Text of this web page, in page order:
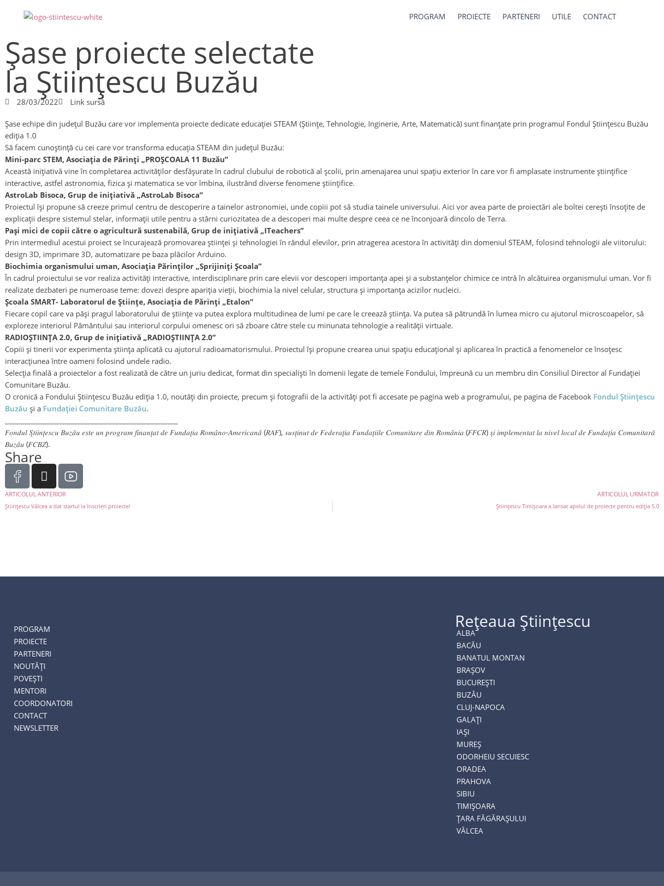
PROGRAM PROIECTE PARTENERI UTILE CONTACT
Şase proiecte selectate
la Ştiinţescu Buzău
28/03/2022 Link sursă
Şase echipe din județul Buzău care vor implementa proiecte dedicate educației STEAM (Științe, Tehnologie, Inginerie, Arte, Matematică) sunt finanțate prin programul Fondul Științescu Buzău
ediția 1.0
Să facem cunoștință cu cei care vor transforma educația STEAM din județul Buzău:
Mini-parc STEM, Asociația de Părinți „PROȘCOALA 11 Buzău”
Această inițiativă vine în completarea activităților desfășurate în cadrul clubului de robotică al școlii, prin amenajarea unui spațiu exterior în care vor fi amplasate instrumente științifice
interactive, astfel astronomia, fizica și matematica se vor îmbina, ilustrând diverse fenomene științifice.
AstroLab Bisoca, Grup de inițiativă „AstroLab Bisoca”
Proiectul își propune să creeze primul centru de descoperire a tainelor astronomiei, unde copiii pot să studia tainele universului. Aici vor avea parte de proiectări ale boltei cerești însoțite de
explicații despre sistemul stelar, informații utile pentru a stârni curiozitatea de a descoperi mai multe despre ceea ce ne înconjoară dincolo de Terra.
Pași mici de copii către o agricultură sustenabilă, Grup de inițiativă „ITeachers”
Prin intermediul acestui proiect se încurajează promovarea științei și tehnologiei în rândul elevilor, prin atragerea acestora în activități din domeniul STEAM, folosind tehnologii ale viitorului:
design 3D, imprimare 3D, automatizare pe baza plăcilor Arduino.
Biochimia organismului uman, Asociația Părinților „Sprijiniți Școala”
În cadrul proiectului se vor realiza activități interactive, interdisciplinare prin care elevii vor descoperi importanța apei și a substanțelor chimice ce intră în alcătuirea organismului uman. Vor fi
realizate dezbateri pe numeroase teme: dovezi despre apariția vieții, biochimia la nivel celular, structura și importanța acizilor nucleici.
Școala SMART- Laboratorul de Științe, Asociația de Părinți „Etalon”
Fiecare copil care va păși pragul laboratorului de științe va putea explora multitudinea de lumi pe care le creează știința. Va putea să pătrundă în lumea micro cu ajutorul microscoapelor, să
exploreze interiorul Pământului sau interiorul corpului omenesc ori să zboare către stele cu minunata tehnologie a realității virtuale.
RADIOȘTIINȚA 2.0, Grup de inițiativă „RADIOȘTIINȚA 2.0”
Copiii și tinerii vor experimenta știința aplicată cu ajutorul radioamatorismului. Proiectul își propune crearea unui spațiu educațional și aplicarea în practică a fenomenelor ce însoțesc
interacțiunea între oameni folosind undele radio.
Selecția finală a proiectelor a fost realizată de către un juriu dedicat, format din specialiști în domenii legate de temele Fondului, împreună cu un membru din Consiliul Director al Fundației
Comunitare Buzău.
O cronică a Fondului Științescu Buzău ediția 1.0, noutăți din proiecte, precum și fotografii de la activități pot fi accesate pe pagina web a programului, pe pagina de Facebook Fondul Științescu
Buzău și a Fundației Comunitare Buzău.
𝐹𝑜𝑛𝑑𝑢𝑙 𝑆̦𝑡𝑖𝑖𝑛𝑡̦𝑒𝑠𝑐𝑢 𝐵𝑢𝑧𝑎̆𝑢 𝑒𝑠𝑡𝑒 𝑢𝑛 𝑝𝑟𝑜𝑔𝑟𝑎𝑚 𝑓𝑖𝑛𝑎𝑛𝑡̦𝑎𝑡 𝑑𝑒 𝐹𝑢𝑛𝑑𝑎𝑡̦𝑖𝑎 𝑅𝑜𝑚𝑎̂𝑛𝑜-𝐴𝑚𝑒𝑟𝑖𝑐𝑎𝑛𝑎̆ (𝑅𝐴𝐹), 𝑠𝑢𝑠𝑡̦𝑖𝑛𝑢𝑡 𝑑𝑒 𝐹𝑒𝑑𝑒𝑟𝑎𝑡̦𝑖𝑎 𝐹𝑢𝑛𝑑𝑎𝑡̦𝑖𝑖𝑙𝑒 𝐶𝑜𝑚𝑢𝑛𝑖𝑡𝑎𝑟𝑒 𝑑𝑖𝑛 𝑅𝑜𝑚𝑎̂𝑛𝑖𝑎 (𝐹𝐹𝐶𝑅) 𝑠̦𝑖 𝑖𝑚𝑝𝑙𝑒𝑚𝑒𝑛𝑡𝑎𝑡 𝑙𝑎 𝑛𝑖𝑣𝑒𝑙 𝑙𝑜𝑐𝑎𝑙 𝑑𝑒 𝐹𝑢𝑛𝑑𝑎𝑡̦𝑖𝑎 𝐶𝑜𝑚𝑢𝑛𝑖𝑡𝑎𝑟𝑎̆
𝐵𝑢𝑧𝑎̆𝑢 (𝐹𝐶𝐵𝑍).
Share
ARTICOLUL ANTERIOR ARTICOLUL URMATOR
Ştiinţescu Vâlcea a dat startul la înscrieri proiecte! Ştiinţescu Timişoara a lansat apelul de proiecte pentru ediţia 5.0
PROGRAM
PROIECTE
PARTENERI
NOUTĂȚI
POVEȘTI
MENTORI
COORDONATORI
CONTACT
NEWSLETTER
Rețeaua Științescu
ALBA
BACĂU
BANATUL MONTAN
BRAȘOV
BUCUREȘTI
BUZĂU
CLUJ-NAPOCA
GALAȚI
IAȘI
MUREȘ
ODORHEIU SECUIESC
ORADEA
PRAHOVA
SIBIU
TIMIȘOARA
ȚARA FĂGĂRAȘULUI
VÂLCEA